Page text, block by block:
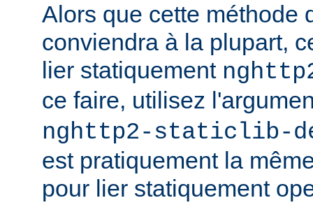
Alors que cette méthode
conviendra à la plupart,
lier statiquement
ce faire, utilisez
nghttp2-staticlib-
est pratiquement la
pour lier statiquement